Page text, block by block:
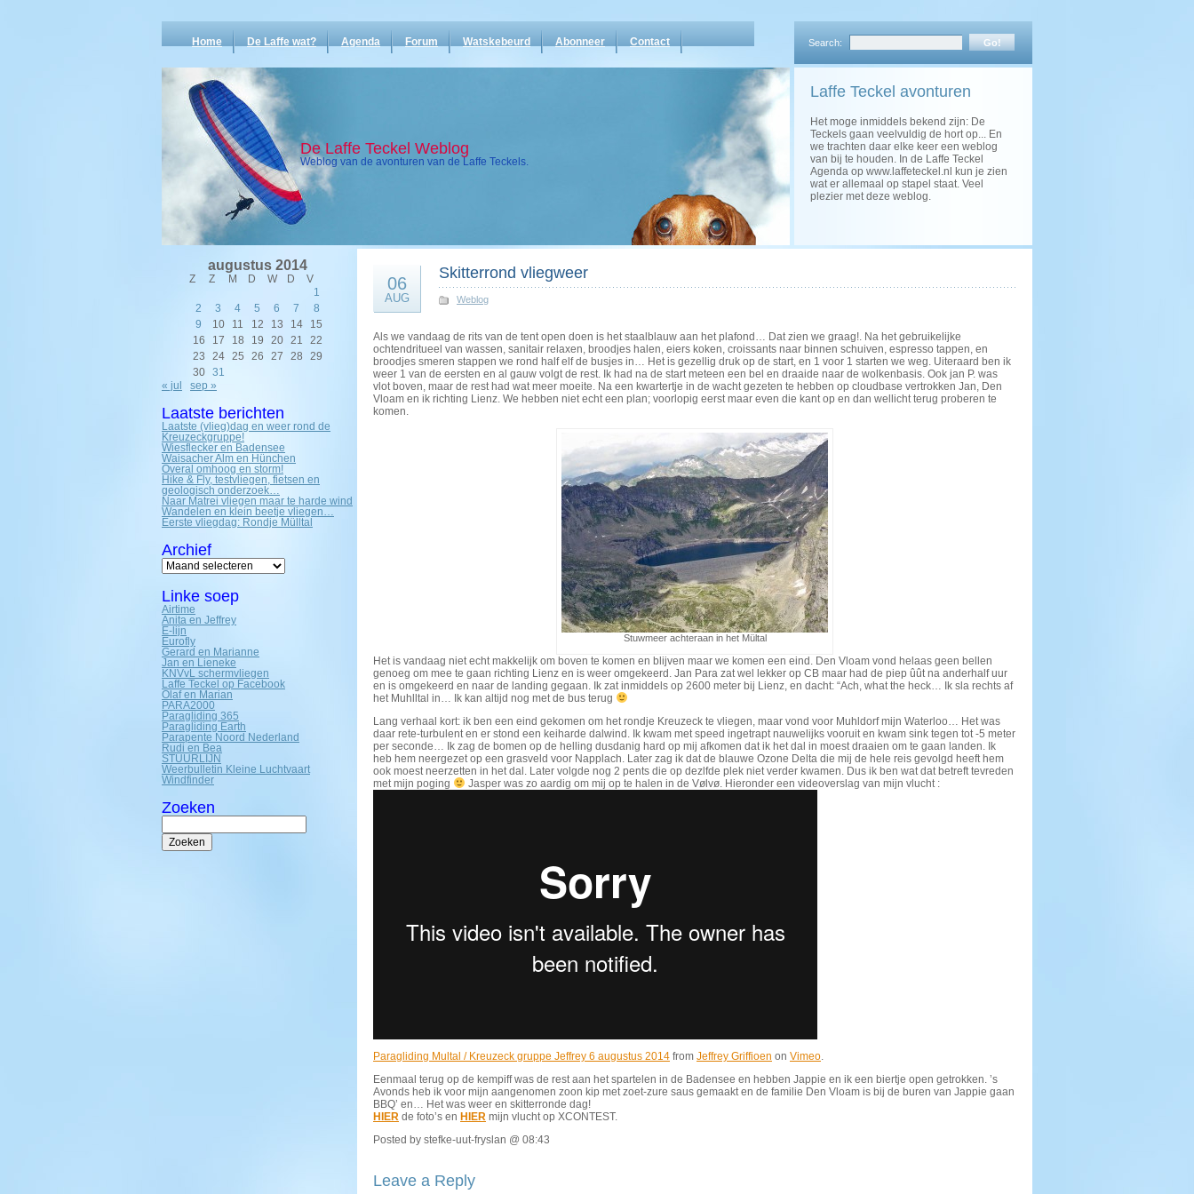
Home De Laffe wat? Agenda Forum Watskebeurd Abonneer Contact Search:
De Laffe Teckel Weblog
Weblog van de avonturen van de Laffe Teckels.
Laffe Teckel avonturen
Het moge inmiddels bekend zijn: De
Teckels gaan veelvuldig de hort op... En
we trachten daar elke keer een weblog
van bij te houden. In de Laffe Teckel
Agenda op www.laffeteckel.nl kun je zien
wat er allemaal op stapel staat. Veel
plezier met deze weblog.
augustus 2014
Z Z M D W D
V
1
2
3 4 5 6 7
8
9
10 11 12 13 14
15
16
17 18 19 20 21
22
23
24 25 26 27 28
29
30
31
« jul
sep »
Laatste berichten
Laatste (vlieg)dag en weer rond de
Kreuzeckgruppe!
Wiesflecker en Badensee
Waisacher Alm en Hünchen
Overal omhoog en storm!
Hike & Fly, testvliegen, fietsen en
geologisch onderzoek…
Naar Matrei vliegen maar te harde wind
Wandelen en klein beetje vliegen…
Eerste vliegdag: Rondje Mülltal
Archief
Archief
Linke soep
Airtime
Anita en Jeffrey
E-lijn
Eurofly
Gerard en Marianne
Jan en Lieneke
KNVvL schermvliegen
Laffe Teckel op Facebook
Olaf en Marian
PARA2000
Paragliding 365
Paragliding Earth
Parapente Noord Nederland
Rudi en Bea
STUURLIJN
Weerbulletin Kleine Luchtvaart
Windfinder
Zoeken
Zoeken
naar:
06
AUG
Skitterrond vliegweer
Weblog
Als we vandaag de rits van de tent open doen is het staalblauw aan het plafond… Dat zien we graag!. Na het gebruikelijke
ochtendritueel van wassen, sanitair relaxen, broodjes halen, eiers koken, croissants naar binnen schuiven, espresso tappen, en
broodjes smeren stappen we rond half elf de busjes in… Het is gezellig druk op de start, en 1 voor 1 starten we weg. Uiteraard ben ik
weer 1 van de eersten en al gauw volgt de rest. Ik had na de start meteen een bel en draaide naar de wolkenbasis. Ook jan P. was
vlot boven, maar de rest had wat meer moeite. Na een kwartertje in de wacht gezeten te hebben op cloudbase vertrokken Jan, Den
Vloam en ik richting Lienz. We hebben niet echt een plan; voorlopig eerst maar even die kant op en dan wellicht terug proberen te
komen.
Stuwmeer achteraan in het Mültal
Het is vandaag niet echt makkelijk om boven te komen en blijven maar we komen een eind. Den Vloam vond helaas geen bellen
genoeg om mee te gaan richting Lienz en is weer omgekeerd. Jan Para zat wel lekker op CB maar had de piep ûût na anderhalf uur
en is omgekeerd en naar de landing gegaan. Ik zat inmiddels op 2600 meter bij Lienz, en dacht: “Ach, what the heck… Ik sla rechts af
het Muhlltal in… Ik kan altijd nog met de bus terug
Lang verhaal kort: ik ben een eind gekomen om het rondje Kreuzeck te vliegen, maar vond voor Muhldorf mijn Waterloo… Het was
daar rete-turbulent en er stond een keiharde dalwind. Ik kwam met speed ingetrapt nauwelijks vooruit en kwam sink tegen tot -5 meter
per seconde… Ik zag de bomen op de helling dusdanig hard op mij afkomen dat ik het dal in moest draaien om te gaan landen. Ik
heb hem neergezet op een grasveld voor Napplach. Later zag ik dat de blauwe Ozone Delta die mij de hele reis gevolgd heeft hem
ook moest neerzetten in het dal. Later volgde nog 2 pents die op dezlfde plek niet verder kwamen. Dus ik ben wat dat betreft tevreden
met mijn poging
Jasper was zo aardig om mij op te halen in de Vølvø. Hieronder een videoverslag van mijn vlucht :
Paragliding Multal / Kreuzeck gruppe Jeffrey 6 augustus 2014 from Jeffrey Griffioen on Vimeo.
Eenmaal terug op de kempiff was de rest aan het spartelen in de Badensee en hebben Jappie en ik een biertje open getrokken. ’s
Avonds heb ik voor mijn aangenomen zoon kip met zoet-zure saus gemaakt en de familie Den Vloam is bij de buren van Jappie gaan
BBQ’ en… Het was weer en skitterronde dag!
HIER de foto’s en HIER mijn vlucht op XCONTEST.
Posted by stefke-uut-fryslan @ 08:43
Leave a Reply